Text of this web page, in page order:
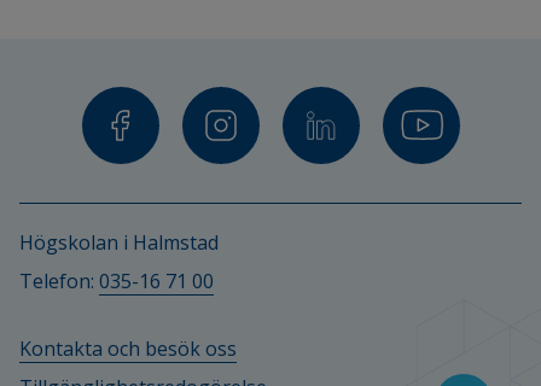
Högskolan i Halmstad
Telefon: 035-16 71 00
Kontakta och besök oss